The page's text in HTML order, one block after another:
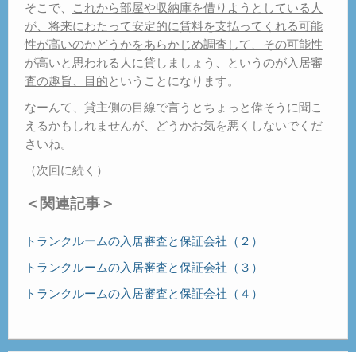
そこで、
これから部屋や収納庫を借りようとしている人
が、将来にわたって安定的に賃料を支払ってくれる可能
性が高いのかどうかをあらかじめ調査して、その可能性
が高いと思われる人に貸しましょう、というのが入居審
査の趣旨、目的ということになります。
なーんて、貸主側の目線で言うとちょっと偉そうに聞こ
えるかもしれませんが、どうかお気を悪くしないでくだ
さいね。
（次回に続く）
＜関連記事＞
トランクルームの入居審査と保証会社（２）
トランクルームの入居審査と保証会社（３）
トランクルームの入居審査と保証会社（４）